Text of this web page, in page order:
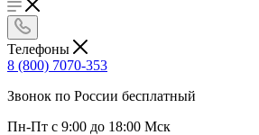
Телефоны
8 (800) 7070-353
Звонок по России бесплатный
Пн-Пт с 9:00 до 18:00 Мск